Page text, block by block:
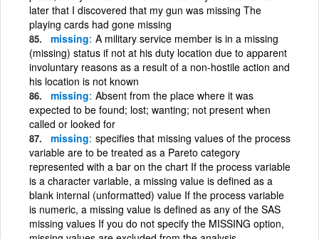
later that I discovered that my gun was missing The
playing cards had gone missing
missing A military service member is in a missing
(missing) status if not at his duty location due to apparent
involuntary reasons as a result of a non-hostile action and
his location is not known
missing Absent from the place where it was
expected to be found; lost; wanting; not present when
called or looked for
missing specifies that missing values of the process
variable are to be treated as a Pareto category
represented with a bar on the chart If the process variable
is a character variable, a missing value is defined as a
blank internal (unformatted) value If the process variable
is numeric, a missing value is defined as any of the SAS
missing values If you do not specify the MISSING option,